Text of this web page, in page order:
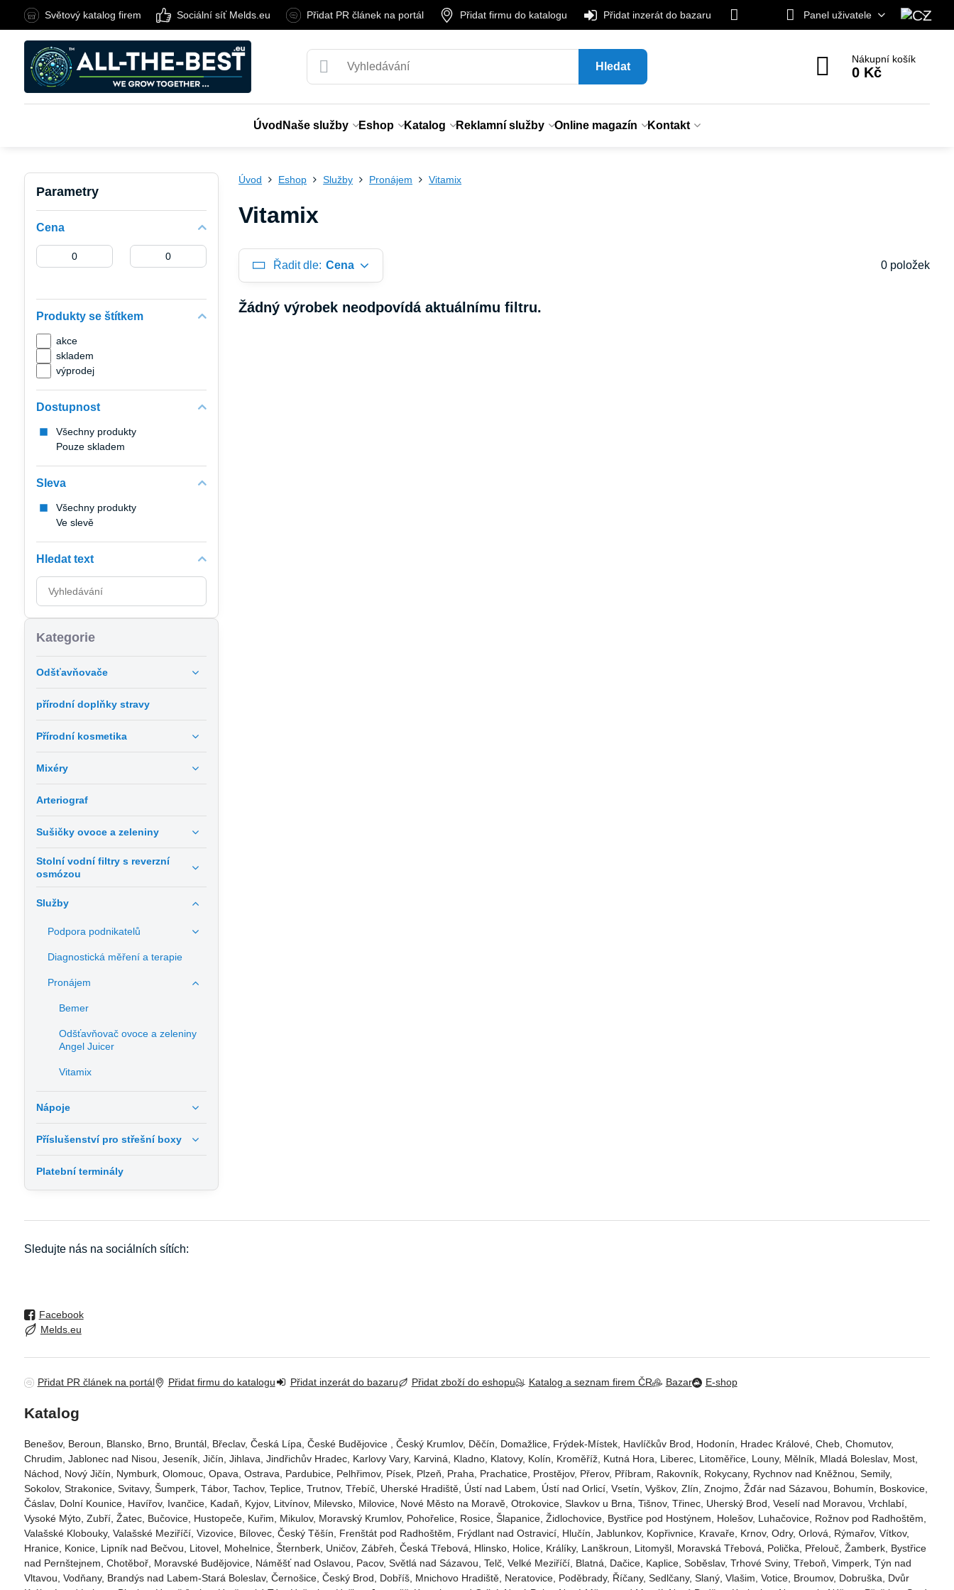
Světový katalog firem Sociální síť Melds.eu Přidat PR článek na portál Přidat firmu do katalogu Přidat inzerát do bazaru Panel uživatele
Hledat
Nákupní košík
0 Kč
Úvod Naše služby Eshop Katalog Reklamní služby Online magazín Kontakt
Úvod Eshop Služby Pronájem Vitamix
Vitamix
Řadit dle: Cena 0 položek
Parametry
Cena
Od: Do:
Produkty se štítkem
akce
skladem
výprodej
Dostupnost
Všechny produkty
Pouze skladem
Sleva
Všechny produkty
Ve slevě
Hledat text
Prohledat
výsledky
filtru
fulltextem
Kategorie
Odšťavňovače
přírodní doplňky stravy
Přírodní kosmetika
Mixéry
Arteriograf
Sušičky ovoce a zeleniny
Stolní vodní filtry s reverzní
osmózou
Služby
Podpora podnikatelů
Diagnostická měření a terapie
Pronájem
Bemer
Odšťavňovač ovoce a zeleniny
Angel Juicer
Vitamix
Nápoje
Příslušenství pro střešní boxy
Platební terminály
Sledujte nás na sociálních sítích:
Facebook
Melds.eu
Přidat PR článek na portál Přidat firmu do katalogu Přidat inzerát do bazaru Přidat zboží do eshopu Katalog a seznam firem ČR Bazar E-shop
Katalog
Benešov, Beroun, Blansko, Brno, Bruntál, Břeclav, Česká Lípa‎, České Budějovice‎ , Český Krumlov‎, Děčín‎, Domažlice‎, Frýdek-Místek‎, Havlíčkův Brod‎, Hodonín, Hradec Králové‎, Cheb‎, Chomutov‎,
Chrudim‎, Jablonec nad Nisou‎, Jeseník‎, Jičín‎, Jihlava, Jindřichův Hradec‎, Karlovy Vary‎, Karviná‎, Kladno‎, Klatovy‎, Kolín‎, Kroměříž‎, Kutná Hora‎, Liberec‎, Litoměřice‎, Louny‎, Mělník‎, Mladá Boleslav‎, Most‎,
Náchod‎, Nový Jičín‎, Nymburk‎, Olomouc‎, Opava, Ostrava‎, Pardubice‎, Pelhřimov‎, Písek‎‎, Plzeň‎‎‎, Praha‎, Prachatice‎, Prostějov‎, Přerov‎, Příbram‎, Rakovník‎, Rokycany, Rychnov nad Kněžnou, Semily‎,
Sokolov‎, Strakonice, Svitavy, Šumperk, Tábor, Tachov, Teplice, Trutnov‎, Třebíč, Uherské Hradiště, Ústí nad Labem‎, Ústí nad Orlicí‎, Vsetín, Vyškov, Zlín, Znojmo, Žďár nad Sázavou, Bohumín, Boskovice‎,
Čáslav‎, Dolní Kounice‎, Havířov‎, Ivančice‎, Kadaň, Kyjov, Litvínov‎, Milevsko‎, Milovice‎, Nové Město na Moravě‎, Otrokovice‎‎, Slavkov u Brna‎, Tišnov‎, Třinec‎, Uherský Brod‎, Veselí nad Moravou‎, Vrchlabí‎,
Vysoké Mýto‎, Zubří‎, Žatec‎, Bučovice, Hustopeče, Kuřim, Mikulov, Moravský Krumlov, Pohořelice, Rosice, Šlapanice, Židlochovice, Bystřice pod Hostýnem, Holešov, Luhačovice, Rožnov pod Radhoštěm,
Valašské Klobouky, Valašské Meziříčí, Vizovice, Bílovec, Český Těšín, Frenštát pod Radhoštěm, Frýdlant nad Ostravicí, Hlučín, Jablunkov, Kopřivnice, Kravaře, Krnov, Odry, Orlová, Rýmařov, Vítkov,
Hranice, Konice, Lipník nad Bečvou, Litovel, Mohelnice, Šternberk, Uničov, Zábřeh, Česká Třebová, Hlinsko, Holice, Králíky, Lanškroun, Litomyšl, Moravská Třebová, Polička, Přelouč, Žamberk, Bystřice
nad Pernštejnem, Chotěboř, Moravské Budějovice, Náměšť nad Oslavou, Pacov, Světlá nad Sázavou, Telč, Velké Meziříčí, Blatná, Dačice, Kaplice, Soběslav, Trhové Sviny, Třeboň, Vimperk, Týn nad
Vltavou, Vodňany, Brandýs nad Labem-Stará Boleslav, Černošice, Český Brod, Dobříš, Mnichovo Hradiště, Neratovice, Poděbrady, Říčany, Sedlčany, Slaný, Vlašim, Votice, Broumov, Dobruška, Dvůr